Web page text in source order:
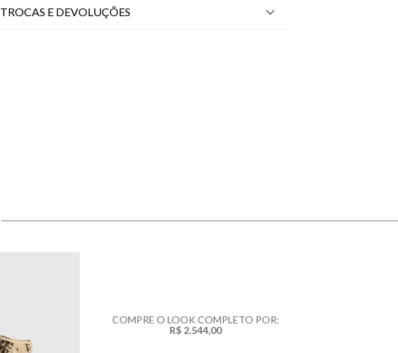
TROCAS E DEVOLUÇÕES
COMPRE O LOOK COMPLETO POR:
R$ 2.544,00